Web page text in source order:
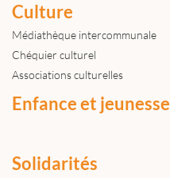
Culture
Médiathèque intercommunale
Chéquier culturel
Associations culturelles
Enfance et jeunesse
Solidarités